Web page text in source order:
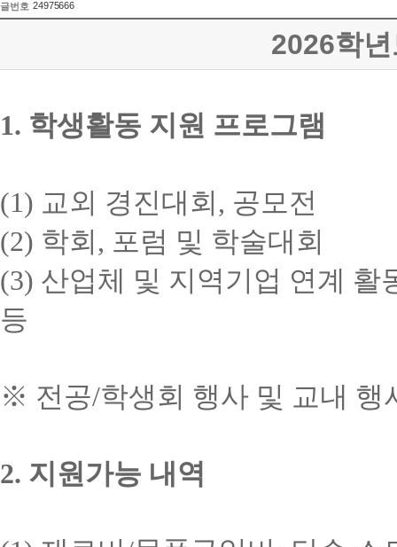
글번호 24975666
2026학
1. 학생활동 지원 프로그램
(1) 교외 경진대회 , 공모전
(2) 학회 , 포럼 및 학술대회
(3) 산업체 및 지역기업 연계 활
등
※ 전공/학생회 행사 및 교내
2. 지원가능 내역